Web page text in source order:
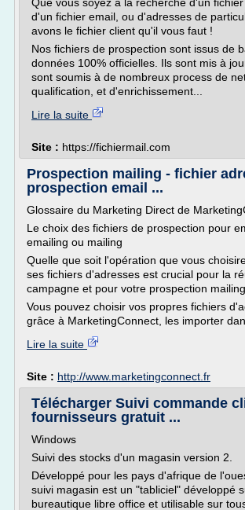
d'un fichier email, ou d'adresses de
avons le fichier client qu'il vous faut !
Nos fichiers de prospection sont issus de
données 100% officielles. Ils sont mis à
sont soumis à de nombreux process de
qualification, et d'enrichissement...
Lire la suite
Site : https://fichiermail.com
Prospection mailing - fichier
prospection email ...
Glossaire du Marketing Direct de
Le choix des fichiers de prospection pour
emailing ou mailing
Quelle que soit l'opération que vous
ses fichiers d'adresses est crucial pour la
campagne et pour votre prospection mailing .
Vous pouvez choisir vos propres fichiers
grâce à MarketingConnect, les importer
Lire la suite
Site : http://www.marketingconnect.fr
Télécharger Suivi commande
fournisseurs gratuit ...
Windows
Suivi des stocks d'un magasin version 2.
Développé pour les pays d'afrique de
suivi magasin est un "tabliciel" développé
bureautique libre office et utilisable sur